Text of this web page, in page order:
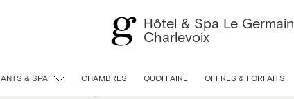
Hôtel & Spa Le Germain
Charlevoix
& SPA CHAMBRES QUOI FAIRE OFFRES & FORFAITS
La Bergerie